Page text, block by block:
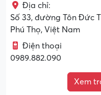
Địa chỉ:
Số 33, đường Tôn Đức
Phú Thọ, Việt Nam
Điện thoại
0989.882.090
Xem